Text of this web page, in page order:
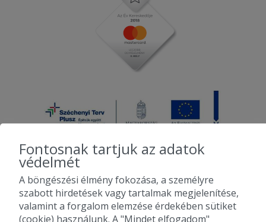
2010-2026 Copyright - Falatozz.hu - Diston-line Kft.
Pizza, gyros, hamburger, menük kedvező áron, egy helyen az összes
Fontosnak tartjuk az adatok
védelmét
A böngészési élmény fokozása, a személyre
szabott hirdetések vagy tartalmak megjelenítése,
valamint a forgalom elemzése érdekében sütiket
(cookie) használunk. A "Mindet elfogadom"